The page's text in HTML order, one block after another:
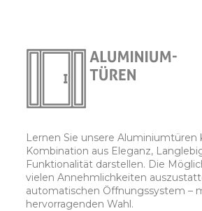
Lernen Sie unsere Aluminiumtüren
Kombination aus Eleganz,
Funktionalität darstellen. Die
vielen Annehmlichkeiten
automatischen Öffnungssystem –
hervorragenden Wahl.